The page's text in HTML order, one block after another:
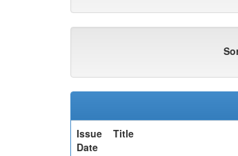
Issue
Date
Title